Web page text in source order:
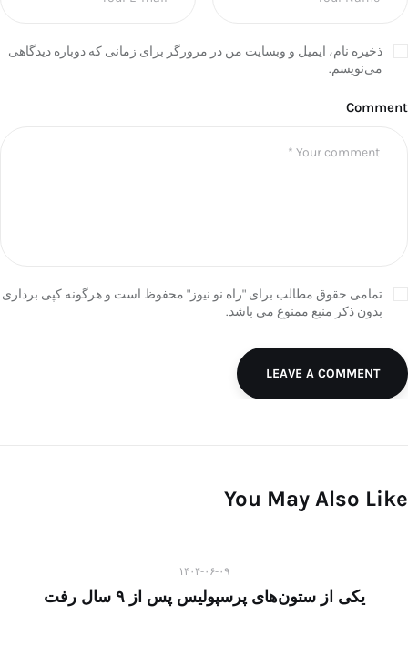
ذخیره نام، ایمیل و وبسایت من در مرورگر برای زمانی که دوباره دیدگاهی
می‌نویسم.
Comment
تمامی حقوق مطالب برای "راه نو نیوز" محفوظ است و هرگونه کپی برداری
بدون ذکر منبع ممنوع می باشد.
LEAVE A COMMENT
You May Also Like
۱۴۰۴-۰۶-۰۹
یکی از ستون‌های پرسپولیس پس از ۹ سال رفت